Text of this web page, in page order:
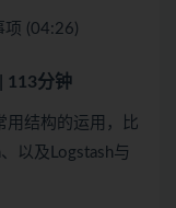
(04:26)
113分钟
用结构的运用，比
以及Logstash与